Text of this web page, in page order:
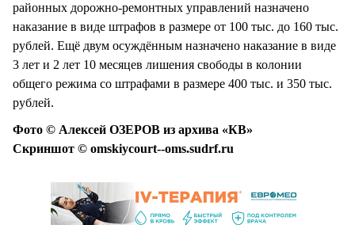
районных дорожно-ремонтных управлений назначено
наказание в виде штрафов в размере от 100 тыс. до 160 тыс.
рублей. Ещё двум осуждённым назначено наказание в виде
3 лет и 2 лет 10 месяцев лишения свободы в колонии
общего режима со штрафами в размере 400 тыс. и 350 тыс.
рублей.
Фото © Алексей ОЗЕРОВ из архива «КВ»
Скриншот © omskiycourt--oms.sudrf.ru